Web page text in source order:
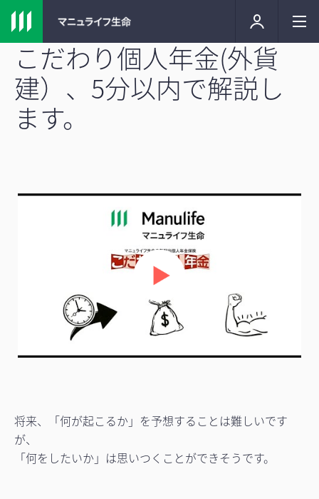
こだわり個人年金(外貨
建）、5分以内で解説し
ます。
将来、「何が起こるか」を予想することは難しいです
が、
「何をしたいか」は思いつくことができそうです。